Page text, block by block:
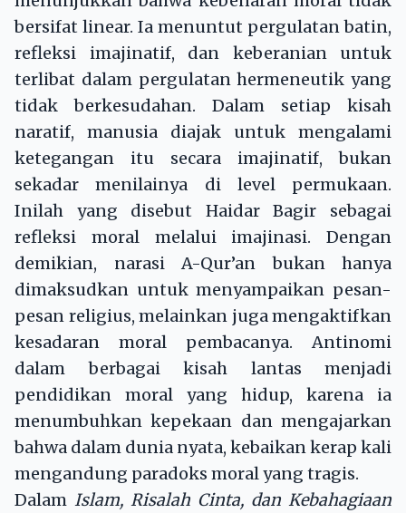
bersifat linear. Ia menuntut pergulatan batin,
refleksi imajinatif, dan keberanian untuk
terlibat dalam pergulatan hermeneutik yang
tidak berkesudahan. Dalam setiap kisah
naratif, manusia diajak untuk mengalami
ketegangan itu secara imajinatif, bukan
sekadar menilainya di level permukaan.
Inilah yang disebut Haidar Bagir sebagai
refleksi moral melalui imajinasi. Dengan
demikian, narasi A-Qur’an bukan hanya
dimaksudkan untuk menyampaikan pesan-
pesan religius, melainkan juga mengaktifkan
kesadaran moral pembacanya. Antinomi
dalam berbagai kisah lantas menjadi
pendidikan moral yang hidup, karena ia
menumbuhkan kepekaan dan mengajarkan
bahwa dalam dunia nyata, kebaikan kerap kali
mengandung paradoks moral yang tragis.
Dalam Islam, Risalah Cinta, dan Kebahagiaan